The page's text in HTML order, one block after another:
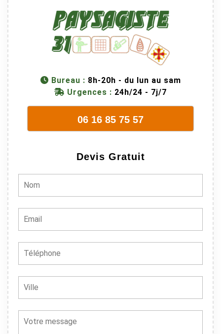
Bureau : 8h-20h - du lun au sam
Urgences : 24h/24 - 7j/7
06 16 85 75 57
Devis Gratuit